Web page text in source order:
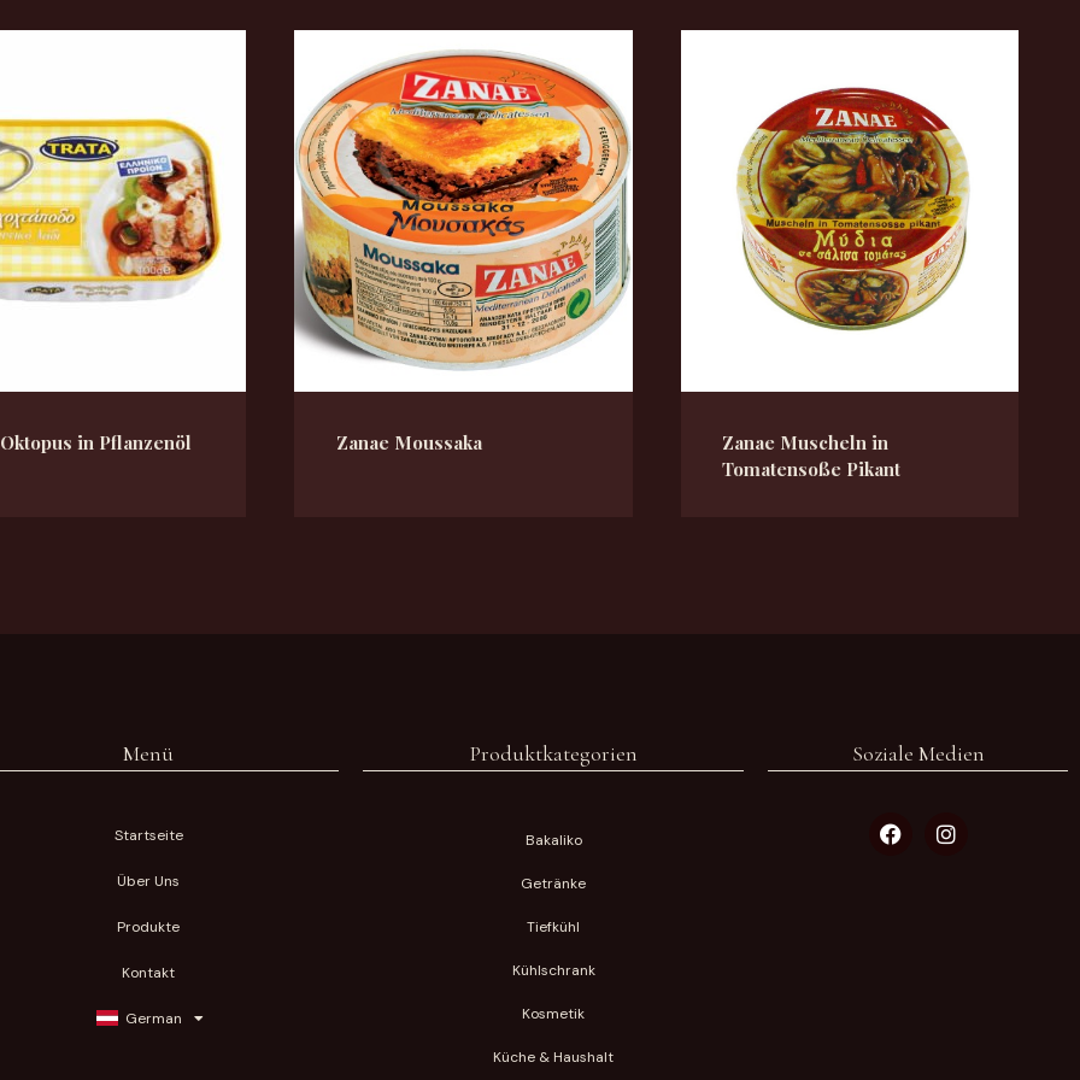
in Pflanzenöl Zanae Moussaka
Zanae Muscheln in
Tomatensoße Pikant
Menü
Startseite
Über Uns
Produkte
Kontakt
German
Produktkategorien
Bakaliko
Getränke
Tiefkühl
Kühlschrank
Kosmetik
Küche & Haushalt
Soziale Medien